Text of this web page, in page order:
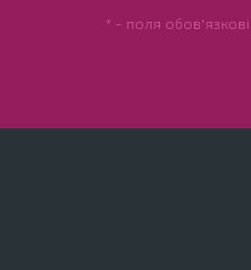
* - поля